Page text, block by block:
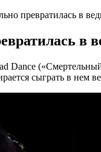
превратилась в
в
Dance
сыграть в нем